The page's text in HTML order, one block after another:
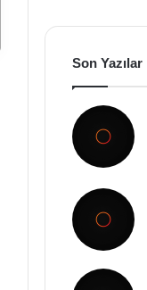
Son Yazılar